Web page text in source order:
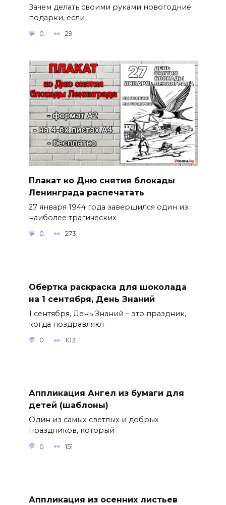
Зачем делать своими руками новогодние
подарки, если
0 29
Плакат ко Дню снятия блокады
Ленинграда распечатать
27 января 1944 года завершился один из
наиболее трагических
0 273
Обертка раскраска для шоколада
на 1 сентября, День Знаний
1 сентября, День Знаний – это праздник,
когда поздравляют
0 103
Аппликация Ангел из бумаги для
детей (шаблоны)
Один из самых светлых и добрых
праздников, который
0 151
Аппликация из осенних листьев